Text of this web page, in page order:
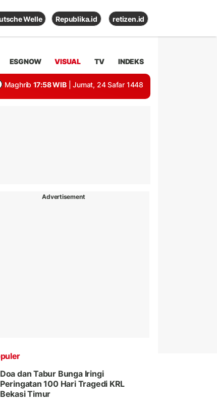
Welle Republika.id retizen.id
ESGNOW VISUAL TV INDEKS
Maghrib 17:58 WIB | Jumat, 24 Safar 1448
Advertisement
Doa dan Tabur Bunga Iringi
Peringatan 100 Hari Tragedi KRL
Bekasi Timur